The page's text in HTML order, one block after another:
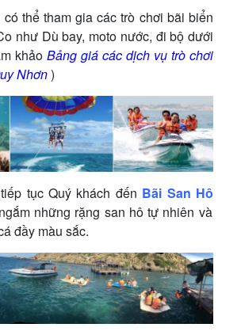
thể tham gia các trò chơi bãi biển
như Dù bay, moto nước, đi bộ dưới
khảo Bảng giá các dịch vụ trò chơi
Nhơn)
tục Quý khách đến Bãi San Hô
những rặng san hô tự nhiên và
đầy màu sắc.